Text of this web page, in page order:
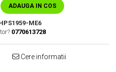
ADAUGA IN COS
ME6
0770613728
Cere informatii